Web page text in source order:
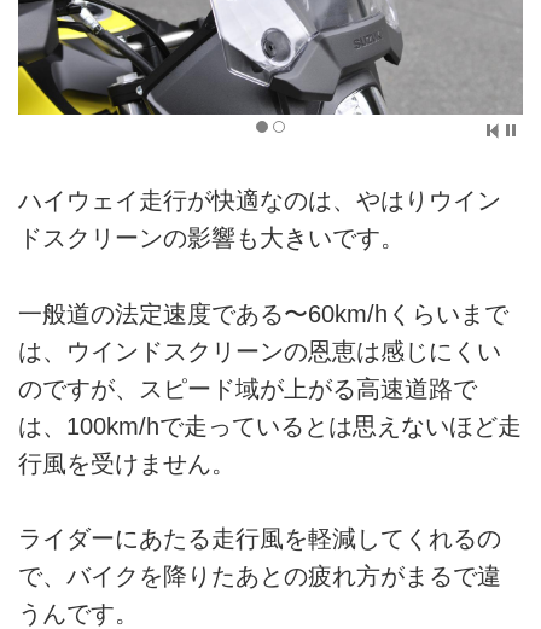
ハイウェイ走行が快適なのは、やはりウイン
ドスクリーンの影響も大きいです。
一般道の法定速度である〜60km/hくらいまで
は、ウインドスクリーンの恩恵は感じにくい
のですが、スピード域が上がる高速道路で
は、100km/hで走っているとは思えないほど走
行風を受けません。
ライダーにあたる走行風を軽減してくれるの
で、バイクを降りたあとの疲れ方がまるで違
うんです。